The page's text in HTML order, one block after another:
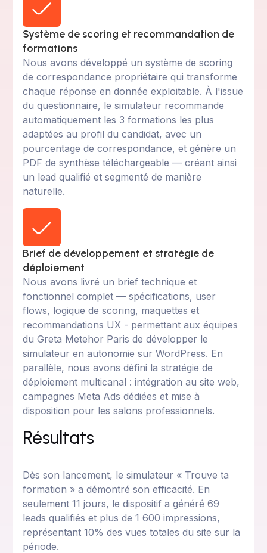
Système de scoring et recommandation de
formations
Nous avons développé un système de scoring
de correspondance propriétaire qui transforme
chaque réponse en donnée exploitable. À l'issue
du questionnaire, le simulateur recommande
automatiquement les 3 formations les plus
adaptées au profil du candidat, avec un
pourcentage de correspondance, et génère un
PDF de synthèse téléchargeable — créant ainsi
un lead qualifié et segmenté de manière
naturelle.
Brief de développement et stratégie de
déploiement
Nous avons livré un brief technique et
fonctionnel complet — spécifications, user
flows, logique de scoring, maquettes et
recommandations UX - permettant aux équipes
du Greta Metehor Paris de développer le
simulateur en autonomie sur WordPress. En
parallèle, nous avons défini la stratégie de
déploiement multicanal : intégration au site web,
campagnes Meta Ads dédiées et mise à
disposition pour les salons professionnels.
Résultats
Dès son lancement, le simulateur « Trouve ta
formation » a démontré son efficacité. En
seulement 11 jours, le dispositif a généré 69
leads qualifiés et plus de 1 600 impressions,
représentant 10% des vues totales du site sur la
période.